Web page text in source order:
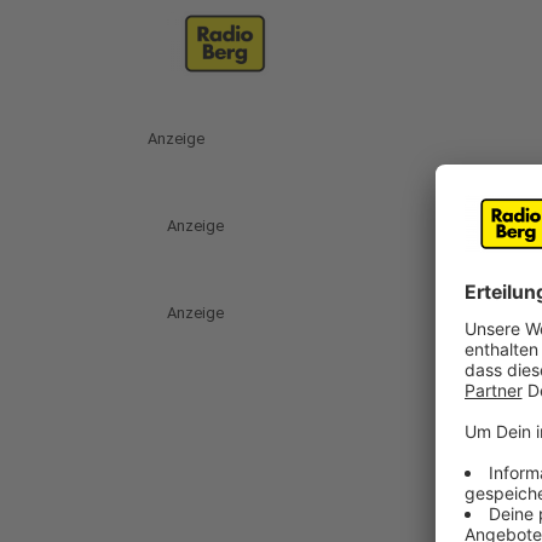
Anzeige
Anzeige
Anzeige